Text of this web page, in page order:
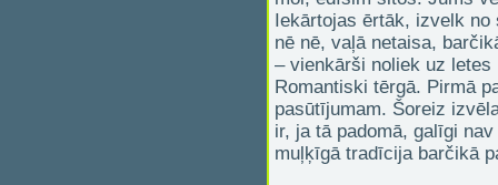
Iekārtojas ērtāk, izvelk
nē nē, vaļā netaisa,
– vienkārši noliek uz
Romantiski tērgā. Pirmā
pasūtījumam. Šoreiz
ir, ja tā padomā, galīgi
muļķīgā tradīcija barčikā